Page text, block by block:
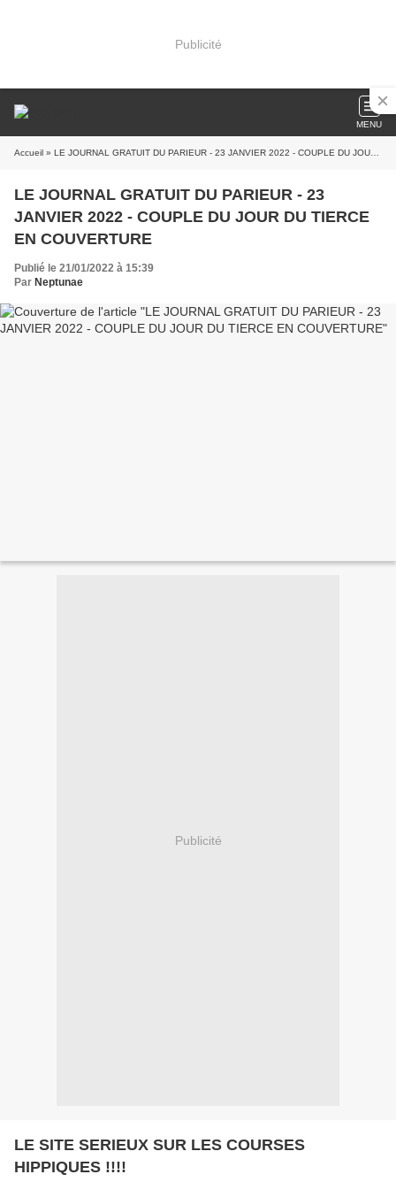
Publicité
MENU
Accueil » LE JOURNAL GRATUIT DU PARIEUR - 23 JANVIER 2022 - COUPLE DU JOUR DU TIERCE EN COUVERTURE
LE JOURNAL GRATUIT DU PARIEUR - 23
JANVIER 2022 - COUPLE DU JOUR DU TIERCE
EN COUVERTURE
Publié le 21/01/2022 à 15:39
Par Neptunae
Publicité
LE SITE SERIEUX SUR LES COURSES
HIPPIQUES !!!!